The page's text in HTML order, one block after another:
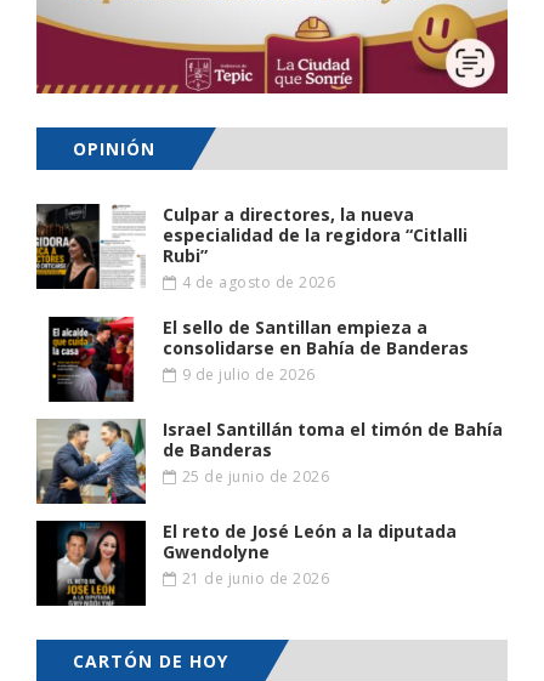
OPINIÓN
Culpar a directores, la nueva
especialidad de la regidora “Citlalli
Rubi”
4 de agosto de 2026
El sello de Santillan empieza a
consolidarse en Bahía de Banderas
9 de julio de 2026
Israel Santillán toma el timón de Bahía
de Banderas
25 de junio de 2026
El reto de José León a la diputada
Gwendolyne
21 de junio de 2026
CARTÓN DE HOY